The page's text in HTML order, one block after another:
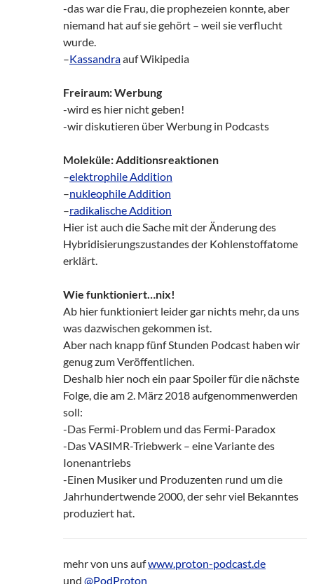
-das war die Frau, die prophezeien konnte, aber
niemand hat auf sie gehört – weil sie verflucht
wurde.
–Kassandraauf Wikipedia
Freiraum: Werbung
-wird es hier nicht geben!
-wir diskutieren über Werbung in Podcasts
Moleküle: Additionsreaktionen
–elektrophile Addition
–nukleophile Addition
–radikalische Addition
Hier ist auch die Sache mit der Änderung des
Hybridisierungszustandes der Kohlenstoffatome
erklärt.
Wie funktioniert…nix!
Ab hier funktioniert leider gar nichts mehr, da uns
was dazwischen gekommen ist.
Aber nach knapp fünf Stunden Podcast haben wir
genug zum Veröffentlichen.
Deshalb hier noch ein paar Spoiler für die nächste
Folge, die am 2. März 2018 aufgenommenwerden
soll:
-Das Fermi-Problem und das Fermi-Paradox
-Das VASIMR-Triebwerk – eine Variante des
Ionenantriebs
-Einen Musiker und Produzenten rund um die
Jahrhundertwende 2000, der sehr viel Bekanntes
produziert hat.
mehr von uns aufwww.proton-podcast.de
und @PodProton